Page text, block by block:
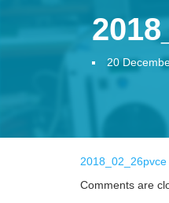
20
2018_02_26pvce
Comments are